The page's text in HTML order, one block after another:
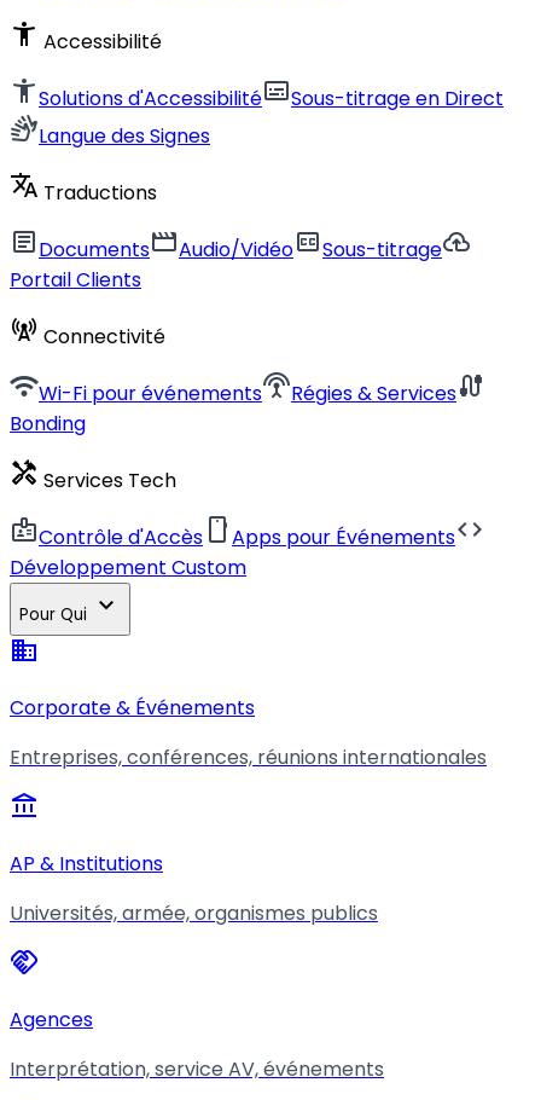
accessibility_new Accessibilité
accessibility_newSolutions d'AccessibilitésubtitlesSous-titrage en Direct
sign_languageLangue des Signes
translate Traductions
articleDocumentsmovieAudio/Vidéoclosed_captionSous-titragecloud_upload
Portail Clients
cell_tower Connectivité
wifiWi-Fi pour événementssettings_input_antennaRégies & Servicescable
Bonding
handyman Services Tech
badgeContrôle d'Accès smartphoneApps pour Événementscode
Développement Custom
Pour Qui expand_more
business
Corporate & Événements
Entreprises, conférences, réunions internationales
account_balance
AP & Institutions
Universités, armée, organismes publics
handshake
Agences
Interprétation, service AV, événements